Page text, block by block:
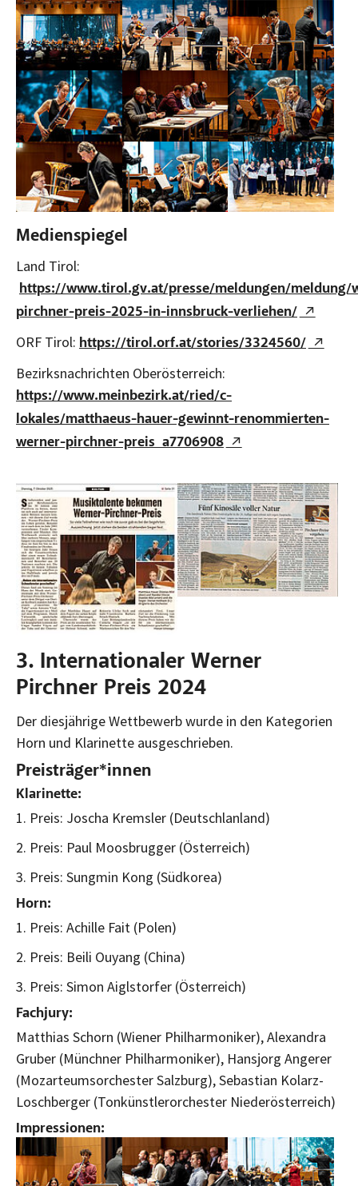
Bild vergrößern: Bild vergrößern:Bild vergrößern:
Bild vergrößern: Bild vergrößern: Bild vergrößern:
Bild vergrößern: Bild vergrößern:Bild vergrößern:
Bild vergrößern: Bild vergrößern:
Medienspiegel
Land Tirol:
https://www.tirol.gv.at/presse/meldungen/meldung/
pirchner-preis-2025-in-innsbruck-verliehen/
ORF Tirol: https://tirol.orf.at/stories/3324560/
Bezirksnachrichten Oberösterreich:
https://www.meinbezirk.at/ried/c-
lokales/matthaeus-hauer-gewinnt-renommierten-
werner-pirchner-preis_a7706908
Bild vergrößern:Bild vergrößern: Bild vergrößern:
3. Internationaler Werner
Pirchner Preis 2024
Der diesjährige Wettbewerb wurde in den Kategorien
Horn und Klarinette ausgeschrieben.
Preisträger*innen
Klarinette:
1. Preis: Joscha Kremsler (Deutschlanland)
2. Preis: Paul Moosbrugger (Österreich)
3. Preis: Sungmin Kong (Südkorea)
Horn:
1. Preis: Achille Fait (Polen)
2. Preis: Beili Ouyang (China)
3. Preis: Simon Aiglstorfer (Österreich)
Fachjury:
Matthias Schorn (Wiener Philharmoniker), Alexandra
Gruber (Münchner Philharmoniker), Hansjorg Angerer
(Mozarteumsorchester Salzburg), Sebastian Kolarz-
Loschberger (Tonkünstlerorchester Niederösterreich)
Impressionen: